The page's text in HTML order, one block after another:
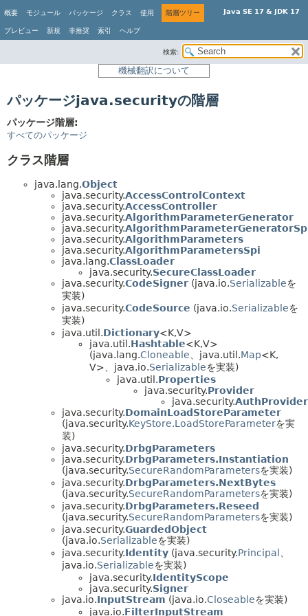
Java SE 17 & JDK 17
概要 モジュール パッケージ クラス 使用 階層ツリー
プレビュー 新規 非推奨 索引 ヘルプ
検索:
機械翻訳について
パッケージjava.securityの階層
パッケージ階層:
すべてのパッケージ
クラス階層
java.lang.Object
java.security.AccessControlContext
java.security.AccessController
java.security.AlgorithmParameterGenerator
java.security.
java.security.AlgorithmParameters
java.security.AlgorithmParametersSpi
java.lang.ClassLoader
java.security.SecureClassLoader
java.security.CodeSigner (java.io.Serializableを
実装)
java.security.CodeSource (java.io.Serializableを
実装)
java.util.Dictionary<K,V>
java.util.Hashtable<K,V>
(java.lang.Cloneable 、java.util.Map<K,
V>、java.io.Serializableを実装)
java.util.Properties
java.security.Provider
java.security.AuthProvider
java.security.DomainLoadStoreParameter
(java.security.KeyStore.LoadStoreParameterを実
装)
java.security.DrbgParameters
java.security.DrbgParameters.Instantiation
(java.security.SecureRandomParametersを実装)
java.security.DrbgParameters.NextBytes
(java.security.SecureRandomParametersを実装)
java.security.DrbgParameters.Reseed
(java.security.SecureRandomParametersを実装)
java.security.GuardedObject
(java.io.Serializableを実装)
java.security.Identity (java.security.Principal
java.io.Serializableを実装)
java.security.IdentityScope
java.security.Signer
java.io.InputStream (java.io.Closeableを実装)
java.io.FilterInputStream